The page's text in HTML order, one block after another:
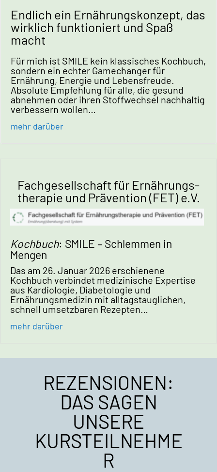
Endlich ein Ernährungskonzept, das
wirklich funktioniert und Spaß
macht
Für mich ist SMILE kein klassisches Kochbuch,
sondern ein echter Gamechanger für
Ernährung, Energie und Lebensfreude.
Absolute Empfehlung für alle, die gesund
abnehmen oder ihren Stoffwechsel nachhaltig
verbessern wollen…
mehr darüber
Fachgesellschaft für Ernährungs-
therapie und Prävention (FET) e.V.
Kochbuch: SMILE – Schlemmen in
Mengen
Das am 26. Januar 2026 erschienene
Kochbuch verbindet medizinische Expertise
aus Kardiologie, Diabetologie und
Ernährungsmedizin mit alltagstauglichen,
schnell umsetzbaren Rezepten…
mehr darüber
REZENSIONEN:
DAS SAGEN
UNSERE
KURSTEILNEHME
R